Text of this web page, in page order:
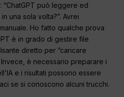
“ChatGPT può leggere ed
una sola volta?”. Avrei
Ho fatto qualche prova
è in grado di gestire file
diretto per “caricare
Invece, è necessario preparare i
e i risultati possono essere
se si conoscono alcuni trucchi.